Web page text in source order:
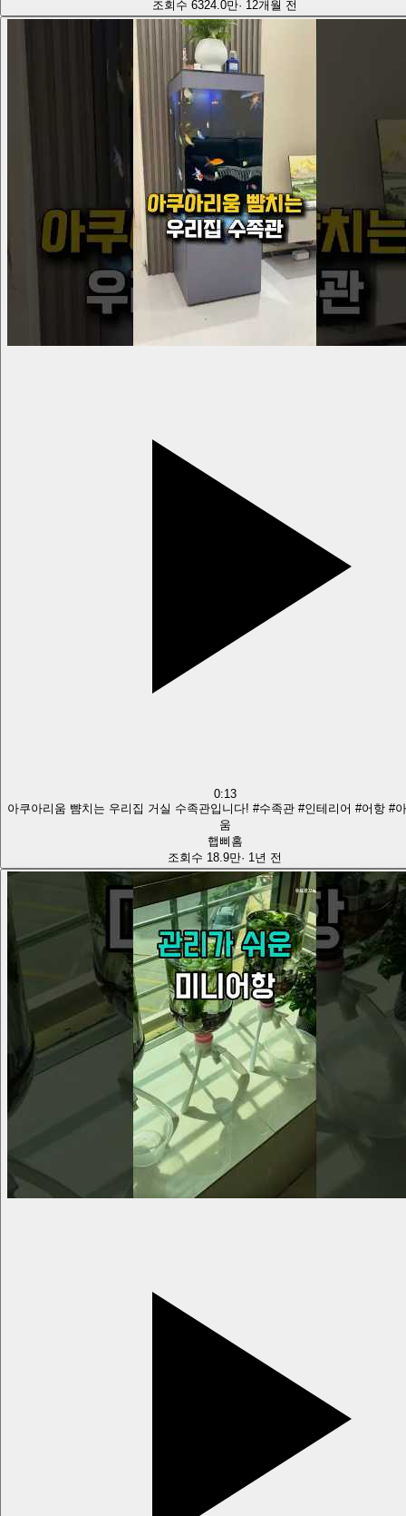
조회수 6324.0만· 12개월 전
0:13
아쿠아리움 뺨치는 우리집 거실 수족관입니다! #수족관 #인테리어 #어항 #
움
햅삐홈
조회수 18.9만· 1년 전